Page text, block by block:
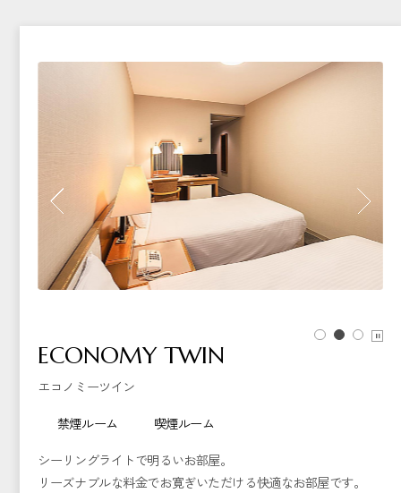
ECONOMY TWIN
エコノミーツイン
禁煙ルーム
喫煙ルーム
シーリングライトで明るいお部屋。
リーズナブルな料金でお寛ぎいただける快適なお部屋です。